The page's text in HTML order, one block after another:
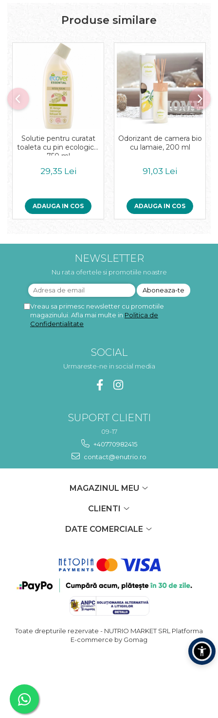
Produse similare
Solutie pentru curatat
toaleta cu pin ecologica,
750 ml
29,35 Lei
ADAUGA IN COS
Odorizant de camera bio
cu lamaie, 200 ml
91,03 Lei
ADAUGA IN COS
NEWSLETTER
Nu rata ofertele si promotiile noastre
Vreau sa primesc newsletter cu promotiile
magazinului. Afla mai multe in Politica de
Confidentialitate
SOCIAL
Urmareste-ne in social media
SUPORT CLIENTI
09-17
+40770982415
contact@enutrio.ro
MAGAZINUL MEU
CLIENTI
DATE COMERCIALE
Toate drepturile rezervate - NUTRIO MARKET SRL Platforma
E-commerce by Gomag